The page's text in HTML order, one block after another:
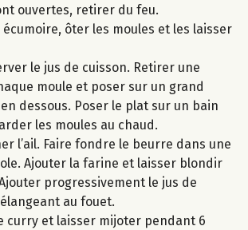
ouvertes, retirer du feu.
écumoire, ôter les moules et les laisser
le jus de cuisson. Retirer une
moule et poser sur un grand
dessous. Poser le plat sur un bain
les moules au chaud.
l’ail. Faire fondre le beurre dans une
Ajouter la farine et laisser blondir
progressivement le jus de
au fouet.
curry et laisser mijoter pendant 6